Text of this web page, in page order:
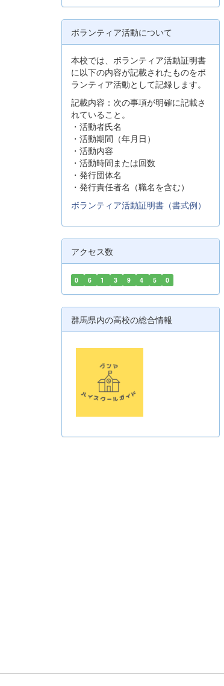
ボランティア活動について
本校では、ボランティア活動証明書
に以下の内容が記載されたものをボ
ランティア活動として記録します。
記載内容：次の事項が明確に記載さ
れていること。
・活動者氏名
・活動期間（年月日）
・活動内容
・活動時間または回数
・発行団体名
・発行責任者名（職名を含む）
ボランティア活動証明書（書式例）
アクセス数
0 6 1 3 9 4 5 0
群馬県内の高校の総合情報